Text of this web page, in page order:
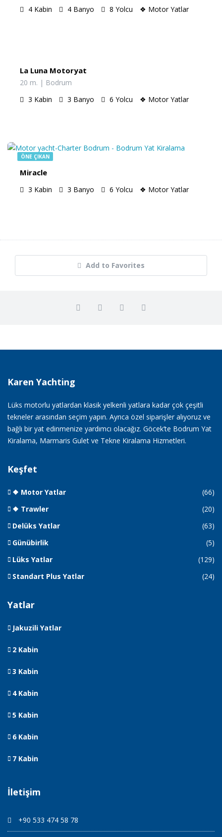
4 Kabin 4 Banyo 8 Yolcu ❖ Motor Yatlar
La Luna Motoryat
20 m. | Bodrum
3 Kabin 3 Banyo 6 Yolcu ❖ Motor Yatlar
ÖNE ÇIKAN
Miracle
3 Kabin 3 Banyo 6 Yolcu ❖ Motor Yatlar
Add to Favorites
Karen Yachting
Lüks motorlu yatlardan klasik yelkenli yatlara kadar çok çeşitli
tekneler arasından seçim yapın. Ayrıca özel siparişler alıyoruz ve
bağlı bir yat edinmenize yardımcı olacağız. Göcek’te Bodrum Yat
Kiralama, Marmaris Gulet ve Tekne Kiralama Hizmetleri.
Keşfet
❖ Motor Yatlar
(66)
❖ Trawler
(20)
Delüks Yatlar
(63)
Günübirlik
(5)
Lüks Yatlar
(129)
Standart Plus Yatlar
(24)
Yatlar
Jakuzili Yatlar
2 Kabin
3 Kabin
4 Kabin
5 Kabin
6 Kabin
7 Kabin
İletişim
+90 533 474 58 78